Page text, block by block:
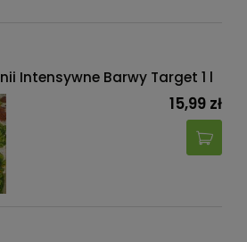
Intensywne Barwy Target 1 l
15,99 zł